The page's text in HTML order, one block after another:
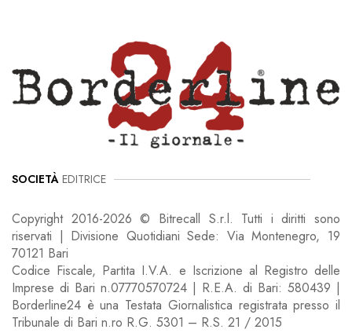
SOCIETÀ EDITRICE
Copyright 2016-2026 © Bitrecall S.r.l. Tutti i diritti sono
riservati | Divisione Quotidiani Sede: Via Montenegro, 19
70121 Bari
Codice Fiscale, Partita I.V.A. e Iscrizione al Registro delle
Imprese di Bari n.07770570724 | R.E.A. di Bari: 580439 |
Borderline24 è una Testata Giornalistica registrata presso il
Tribunale di Bari n.ro R.G. 5301 – R.S. 21 / 2015